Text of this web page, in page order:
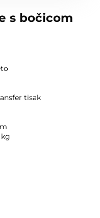
s bočicom
tisak